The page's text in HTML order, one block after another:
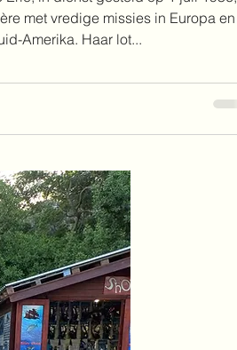
met vredige missies in Europa en
Amerika. Haar lot...